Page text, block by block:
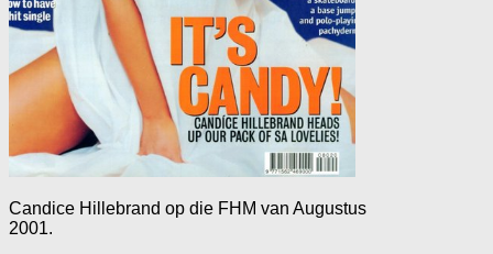
Candice Hillebrand op die FHM van Augustus
2001.